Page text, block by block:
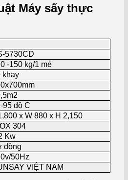
Máy sấy thực
5730CD
-150 kg/1 mẻ
khay
95 độ C
x W 880 x H 2,150
304
Kw
động
50Hz
VIỆT NAM